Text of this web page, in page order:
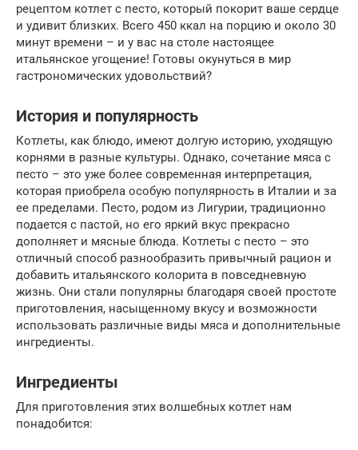
рецептом котлет с песто, который покорит ваше сердце
и удивит близких. Всего 450 ккал на порцию и около 30
минут времени – и у вас на столе настоящее
итальянское угощение! Готовы окунуться в мир
гастрономических удовольствий?
История и популярность
Котлеты, как блюдо, имеют долгую историю, уходящую
корнями в разные культуры. Однако, сочетание мяса с
песто – это уже более современная интерпретация,
которая приобрела особую популярность в Италии и за
ее пределами. Песто, родом из Лигурии, традиционно
подается с пастой, но его яркий вкус прекрасно
дополняет и мясные блюда. Котлеты с песто – это
отличный способ разнообразить привычный рацион и
добавить итальянского колорита в повседневную
жизнь. Они стали популярны благодаря своей простоте
приготовления, насыщенному вкусу и возможности
использовать различные виды мяса и дополнительные
ингредиенты.
Ингредиенты
Для приготовления этих волшебных котлет нам
понадобится: